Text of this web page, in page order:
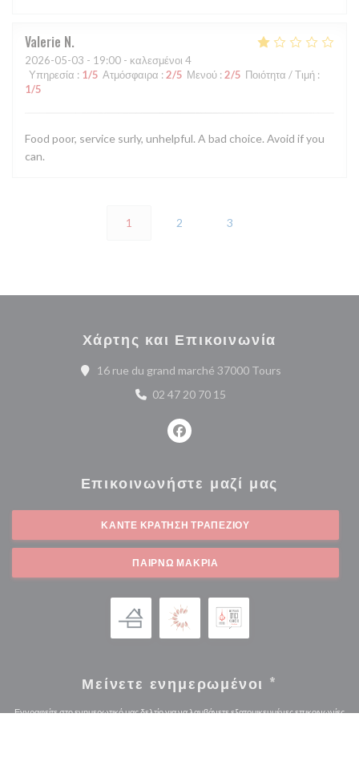
Valerie N
2026-05-03 - 19:00 - καλεσμένοι 4
Υπηρεσία : 1/5 Ατμόσφαιρα : 2/5 Μενού : 2/5 Ποιότητα / Τιμή :
1/5
Food poor, service surly, unhelpful. A bad choice. Avoid if you
can.
1 2 3
Χάρτης και Επικοινωνία
16 rue du grand marché 37000 Tours((ανοίγει σε
02 47 20 70 15
Facebook ((ανοίγει σε νέο
Επικοινωνήστε μαζί μας
ΚΆΝΤΕ ΚΡΆΤΗΣΗ ΤΡΑΠΕΖΙΟΎ
ΠΑΊΡΝΩ ΜΑΚΡΙΆ
Μείνετε ενημερωμένοι *
Εγγραφείτε στο ενημερωτικό μας δελτίο για να λαμβάνετε εξατομικευμένες επικοινωνίες